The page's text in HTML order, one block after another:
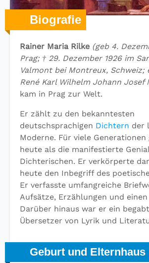
Biografie
Rainer Maria Rilke (geb 4.
Prag; † 29. Dezember 1926 im
Valmont bei Montreux, Schweiz;
René Karl Wilhelm Johann Josef
kam in Prag zur Welt.
Er zählt zu den bekanntesten
deutschsprachigen Dichtern der
Moderne. Für viele
heute als die manifestierte
Dichterischen. Er verkörperte
heute den Inbegriff des
Er verfasste umfangreiche
Aufsätze, Erzählungen und einen
Darüber hinaus war er ein
Übersetzer von Lyrik und
Geburt und Elternhaus